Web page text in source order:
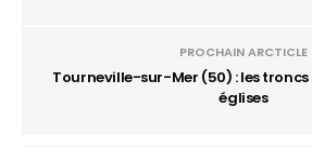
PROCHAIN ARCTICLE
Tourneville-sur-Mer (50) : les
églises